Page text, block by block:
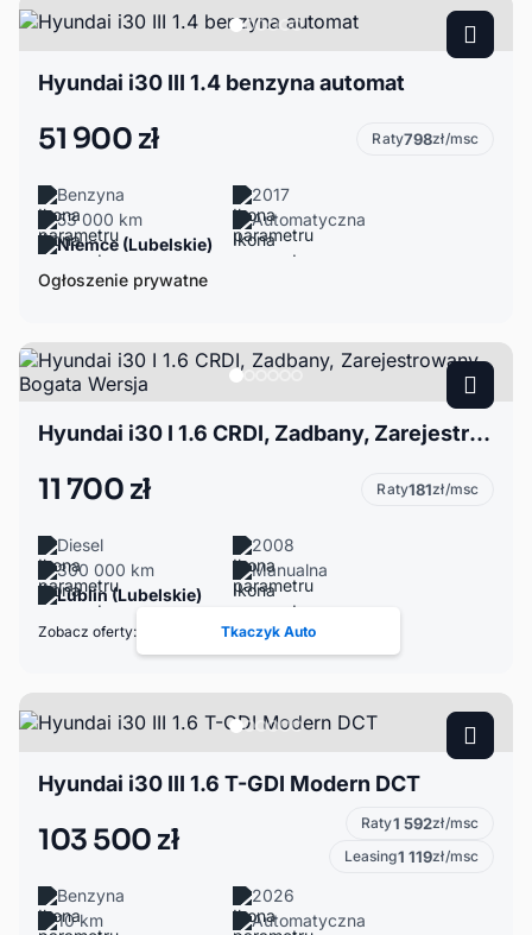
Hyundai i30 III 1.4 benzyna automat
51 900 zł Raty798zł/msc
Benzyna
2017
53 000 km
Automatyczna
Niemce (Lubelskie)
Ogłoszenie prywatne
Hyundai i30 I 1.6 CRDI, Zadbany, Zarejestrowany, Bogata Wersja
11 700 zł Raty181zł/msc
Diesel
2008
300 000 km
Manualna
Lublin (Lubelskie)
Zobacz oferty: Tkaczyk Auto
Hyundai i30 III 1.6 T-GDI Modern DCT
103 500 zł Raty1 592zł/msc
Leasing1 119zł/msc
Benzyna
2026
10 km
Automatyczna